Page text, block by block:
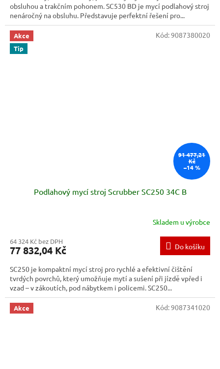
obsluhou a trakčním pohonem. SC530 BD je mycí podlahový stroj
nenáročný na obsluhu. Představuje perfektní řešení pro...
Akce
Tip
91 477,21
Kč
–14 %
Podlahový mycí stroj Scrubber SC250 34C B
Skladem u výrobce
64 324 Kč bez DPH
77 832,04 Kč Do košíku
SC250 je kompaktní mycí stroj pro rychlé a efektivní čištění
tvrdých povrchů, který umožňuje mytí a sušení při jízdě vpřed i
vzad – v zákoutích, pod nábytkem i policemi. SC250...
Kód:9087380020
Akce Kód:9087341020